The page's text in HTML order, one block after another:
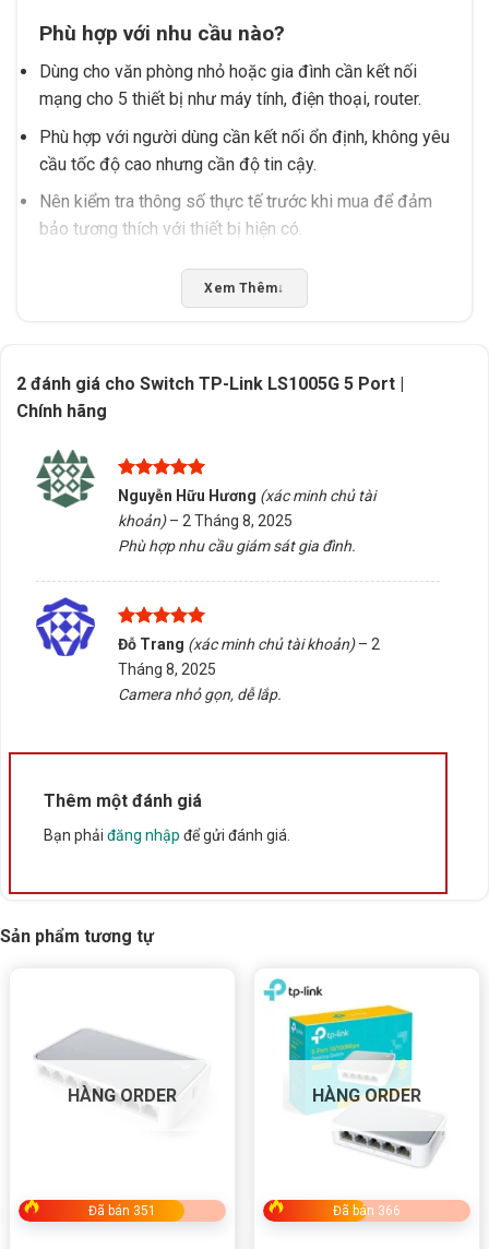
Phù hợp với nhu cầu nào?
Dùng cho văn phòng nhỏ hoặc gia đình cần kết nối
mạng cho 5 thiết bị như máy tính, điện thoại, router.
Phù hợp với người dùng cần kết nối ổn định, không yêu
cầu tốc độ cao nhưng cần độ tin cậy.
Nên kiểm tra thông số thực tế trước khi mua để đảm
bảo tương thích với thiết bị hiện có.
Nếu bạn đang tìm kiếm một switch đơn giản, tiết kiệm
không gian và dễ sử dụng, Switch TP-Link LS1005G là
hàng/tư vấn tại Buôn Ma Thuột, Đắk Lắk. Liên hệ ngay
để được hỗ trợ tận tình!
Bấm 5 sao để ủng hộ shop
Thông số kỹ thuật
Xuất xứ Trung Quốc
Xem Thêm↓
2 đánh giá cho Switch TP-Link LS1005G 5 Port |
Chính hãng
Được xếp
hạng
sao
Nguyễn Hữu Hương (xác minh chủ tài
khoản) – 2 Tháng 8, 2025
Phù hợp nhu cầu giám sát gia đình.
Được xếp
5
sao
Đỗ Trang (xác minh chủ tài khoản) – 2
Tháng 8, 2025
Camera nhỏ gọn, dễ lắp.
Thêm một đánh giá
Bạn phải đăng nhập để gửi đánh giá.
Sản phẩm tương tự
HÀNG ORDER
Đã bán 351
HÀNG ORDER
Đã bán 366